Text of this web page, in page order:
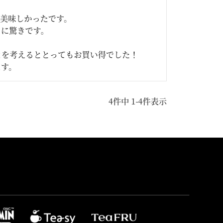
味しかったです。
驚きです。
考えるととってもお買い得でした！
。
4件中 1-4件表示